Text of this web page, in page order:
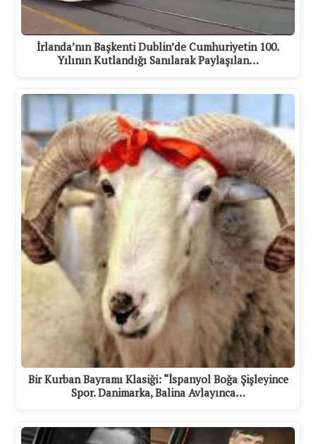
İrlanda’nın Başkenti Dublin’de Cumhuriyetin 100.
Yılının Kutlandığı Sanılarak Paylaşılan…
Bir Kurban Bayramı Klasiği: “İspanyol Boğa Şişleyince
Spor. Danimarka, Balina Avlayınca…